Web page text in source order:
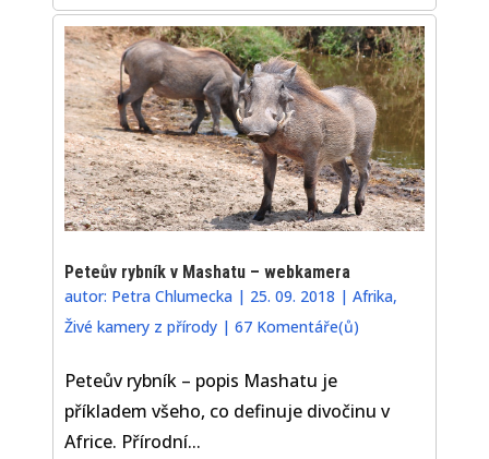
Peteův rybník v Mashatu – webkamera
autor: Petra Chlumecka | 25. 09. 2018 |Afrika,
Živé kamery z přírody |67 Komentáře(ů)
Peteův rybník – popis Mashatu je
příkladem všeho, co definuje divočinu v
Africe. Přírodní...